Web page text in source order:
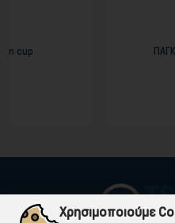
ΠΑΓΚΟΣΜΙΟΣ
Χρησιμοποιούμε